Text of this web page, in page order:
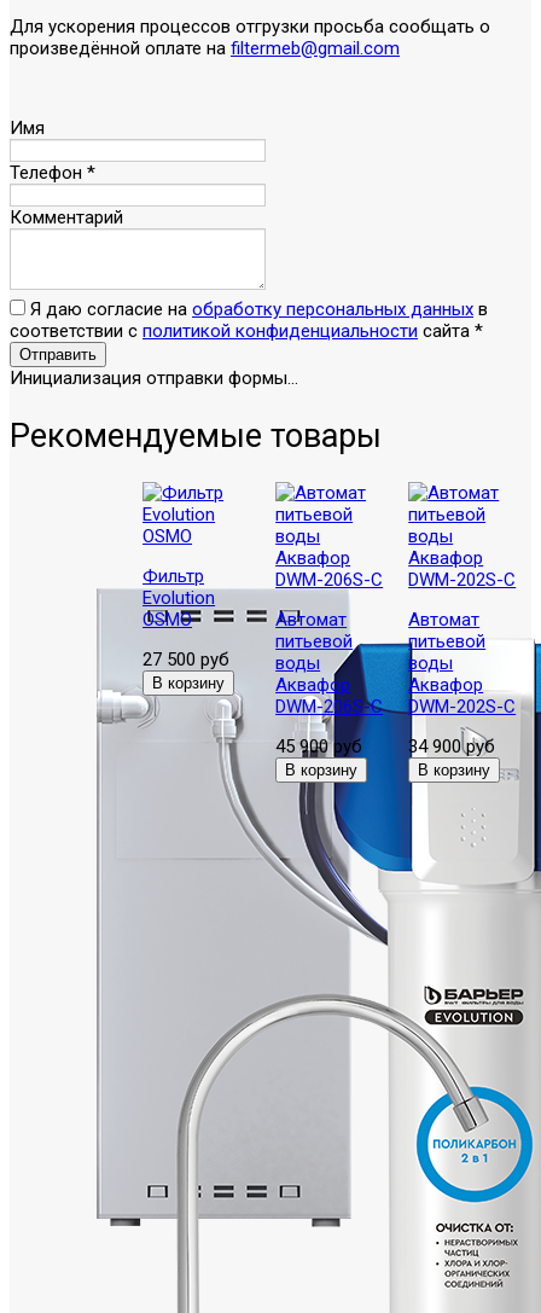
Для ускорения процессов отгрузки просьба сообщать о
произведённой оплате на filtermeb@gmail.com
Имя
Телефон *
Комментарий
Я даю согласие на обработку персональных данных в
соответствии с политикой конфиденциальности сайта *
Отправить
Инициализация отправки формы...
Рекомендуемые товары
Фильтр
Evolution
OSMO
27 500 руб
Автомат
питьевой
воды
Аквафор
DWM-206S-C
45 900 руб
Автомат
питьевой
воды
Аквафор
DWM-202S-C
34 900 руб